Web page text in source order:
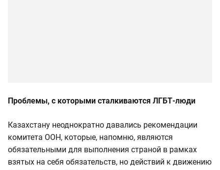
Проблемы, с которыми сталкиваются ЛГБТ-люди
Казахстану неоднократно давались рекомендации
комитета ООН, которые, напомню, являются
обязательными для выполнения страной в рамках
взятых на себя обязательств, но действий к движению